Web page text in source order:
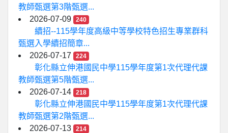
教師甄選第3階甄選...
2026-07-09
240
續招--115學年度高級中等學校特色招生專業群科
甄選入學續招簡章...
2026-07-17
224
彰化縣立伸港國民中學115學年度第1次代理代課
教師甄選第5階甄選...
2026-07-14
218
彰化縣立伸港國民中學115學年度第1次代理代課
教師甄選第2階甄選...
2026-07-13
214